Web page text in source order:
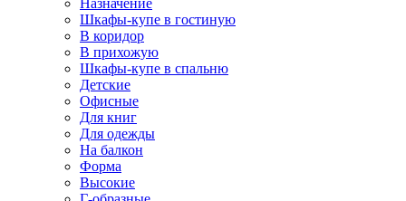
Назначение
Шкафы-купе в гостиную
В коридор
В прихожую
Шкафы-купе в спальню
Детские
Офисные
Для книг
Для одежды
На балкон
Форма
Высокие